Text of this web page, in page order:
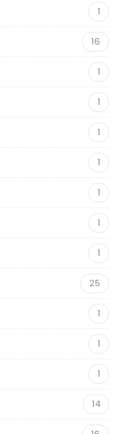
1
16
1
1
1
1
1
1
1
25
1
1
1
14